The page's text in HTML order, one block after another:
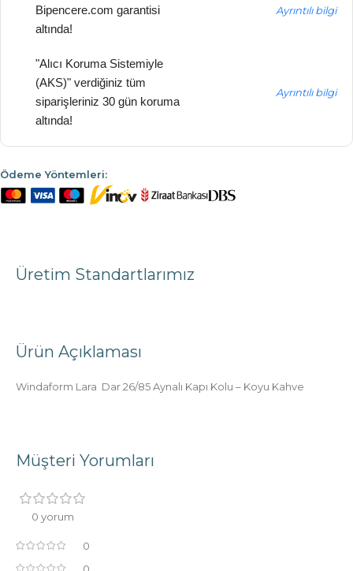
Bipencere.com garantisi
altında!
Ayrıntılı bilgi
"Alıcı Koruma Sistemiyle
(AKS)" verdiğiniz tüm
siparişleriniz 30 gün koruma
altında!
Ayrıntılı bilgi
Ödeme Yöntemleri:
Ürün Açıklaması
Windaform Lara Dar 26/85 Aynalı Kapı Kolu – Koyu Kahve
Üretim Standartlarımız
Müşteri Yorumları
0 yorum
0